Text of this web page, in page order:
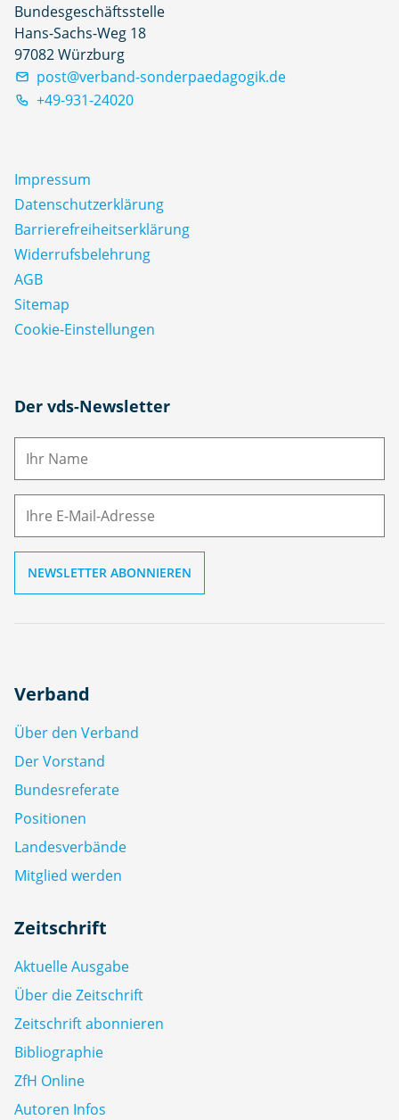
Bundesgeschäftsstelle
Hans-Sachs-Weg 18
97082 Würzburg
post@verband-sonderpaedagogik.de
+49-931-24020
Impressum
Datenschutz­erklärung
Barrierefreiheitserklärung
Widerrufsbelehrung
AGB
Sitemap
Cookie-Einstellungen
Der vds-Newsletter
N
M
Verband
Über den Verband
Der Vorstand
Bundesreferate
Positionen
Landesverbände
Mitglied werden
Zeitschrift
Aktuelle Ausgabe
Über die Zeitschrift
Zeitschrift abonnieren
Bibliographie
ZfH Online
Autoren Infos